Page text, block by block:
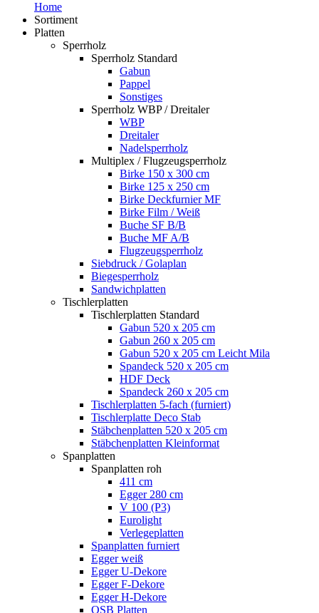
Home
Sortiment
Platten
Sperrholz
Sperrholz Standard
Gabun
Pappel
Sonstiges
Sperrholz WBP / Dreitaler
WBP
Dreitaler
Nadelsperrholz
Multiplex / Flugzeugsperrholz
Birke 150 x 300 cm
Birke 125 x 250 cm
Birke Deckfurnier MF
Birke Film / Weiß
Buche SF B/B
Buche MF A/B
Flugzeugsperrholz
Siebdruck / Golaplan
Biegesperrholz
Sandwichplatten
Tischlerplatten
Tischlerplatten Standard
Gabun 520 x 205 cm
Gabun 260 x 205 cm
Gabun 520 x 205 cm Leicht Mila
Spandeck 520 x 205 cm
HDF Deck
Spandeck 260 x 205 cm
Tischlerplatten 5-fach (furniert)
Tischlerplatte Deco Stab
Stäbchenplatten 520 x 205 cm
Stäbchenplatten Kleinformat
Spanplatten
Spanplatten roh
411 cm
Egger 280 cm
V 100 (P3)
Eurolight
Verlegeplatten
Spanplatten furniert
Egger weiß
Egger U-Dekore
Egger F-Dekore
Egger H-Dekore
OSB Platten